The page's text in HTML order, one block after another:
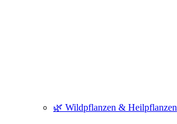
🌿 Wildpflanzen & Heilpflanzen